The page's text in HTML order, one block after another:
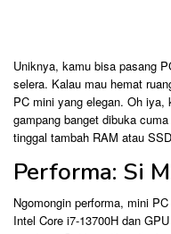
Uniknya, kamu bisa pasang
selera. Kalau mau hemat
PC mini yang elegan. Oh iya,
gampang banget dibuka
tinggal tambah RAM atau
Performa: Si
Ngomongin performa, mini
Intel Core i7-13700H dan